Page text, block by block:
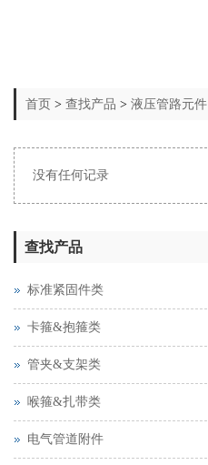
首页 > 查找产品 > 液压管路元件
没有任何记录
查找产品
标准紧固件类
卡箍&抱箍类
管夹&支架类
喉箍&扎带类
电气管道附件